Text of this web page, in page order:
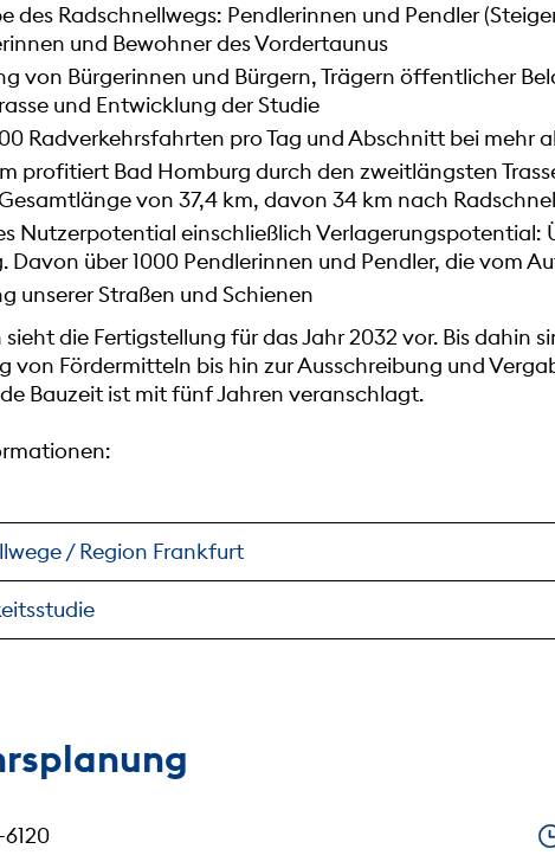
des Radschnellwegs: Pendlerinnen und Pendler
und Bewohner des Vordertaunus
von Bürgerinnen und Bürgern, Trägern öffentlicher
und Entwicklung der Studie
Radverkehrsfahrten pro Tag und Abschnitt bei
profitiert Bad Homburg durch den zweitlängsten
von 37,4 km, davon 34 km nach
Nutzerpotential einschließlich Verlagerungspotential:
Davon über 1000 Pendlerinnen und Pendler, die vom
unserer Straßen und Schienen
die Fertigstellung für das Jahr 2032 vor. Bis
von Fördermitteln bis hin zur Ausschreibung und
Bauzeit ist mit fünf Jahren veranschlagt.
/ Region Frankfurt
6120